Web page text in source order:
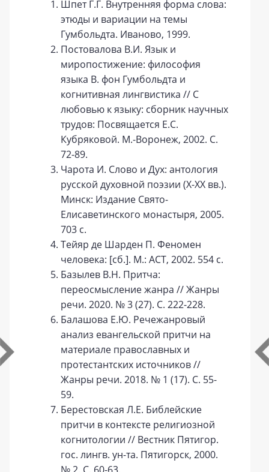
Шпет Г.Г. Внутренняя форма слова:
этюды и вариации на темы
Гумбольдта. Иваново, 1999.
Постовалова В.И. Язык и
миропостижение: философия
языка В. фон Гумбольдта и
когнитивная лингвистика // С
любовью к языку: сборник научных
трудов: Посвящается Е.С.
Кубряковой. М.-Воронеж, 2002. С.
72-89.
Чарота И. Слово и Дух: антология
русской духовной поэзии (Х-ХХ вв.).
Минск: Издание Свято-
Елисаветинского монастыря, 2005.
703 с.
Тейяр де Шарден П. Феномен
человека: [сб.]. М.: АСТ, 2002. 554 с.
Базылев В.Н. Притча:
переосмысление жанра // Жанры
речи. 2020. № 3 (27). С. 222-228.
Балашова Е.Ю. Речежанровый
анализ евангельской притчи на
материале православных и
протестантских источников //
Жанры речи. 2018. № 1 (17). С. 55-
59.
Берестовская Л.Е. Библейские
притчи в контексте религиозной
когнитологии // Вестник Пятигор.
гос. лингв. ун-та. Пятигорск, 2000.